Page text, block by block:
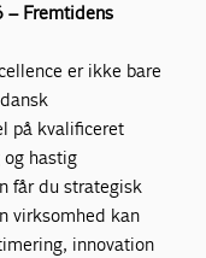
– Fremtidens
er ikke bare
på kvalificeret
hastig
får du strategisk
virksomhed kan
innovation